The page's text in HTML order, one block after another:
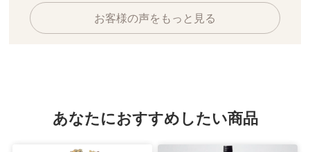
お客様の声をもっと見る
あなたにおすすめしたい商品